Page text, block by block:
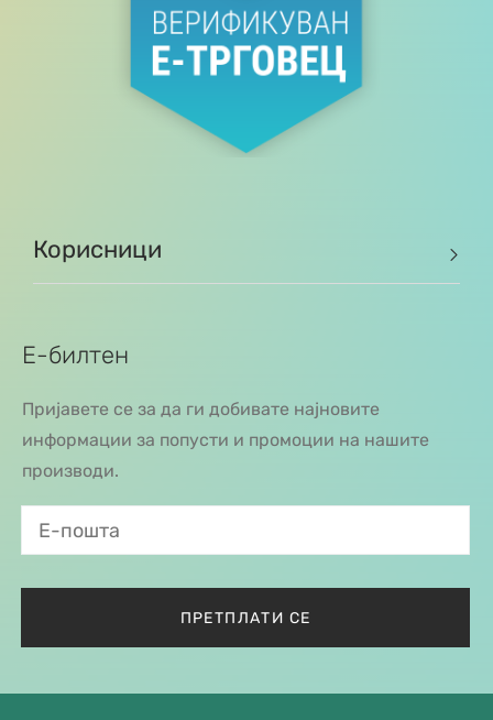
Корисници
Е-билтен
Пријавете се за да ги добивате најновите
информации за попусти и промоции на нашите
производи.